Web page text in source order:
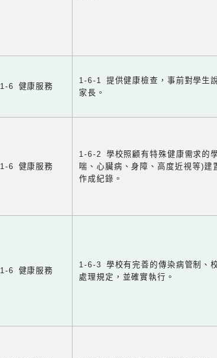
1-6 健康服務
1-6-1 提供健康檢查，事前對學生
家長。
1-6 健康服務
1-6-2 學校照顧有特殊健康需求的
喘、心臟病、身障、高度近視等)建
作成紀錄。
1-6 健康服務
1-6-3 學校有完善的傳染病管制、
處理規定，並確實執行。